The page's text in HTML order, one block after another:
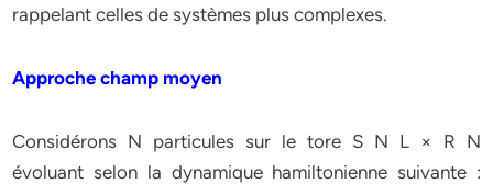
rappelant celles de systèmes plus complexes.
Approche champ moyen
Considérons N particules sur le tore S N L × R N
évoluant selon la dynamique hamiltonienne suivante :